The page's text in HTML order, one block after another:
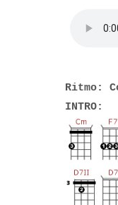
Ritmo:
INTRO: